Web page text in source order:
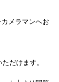
メラマンへお
だけます。